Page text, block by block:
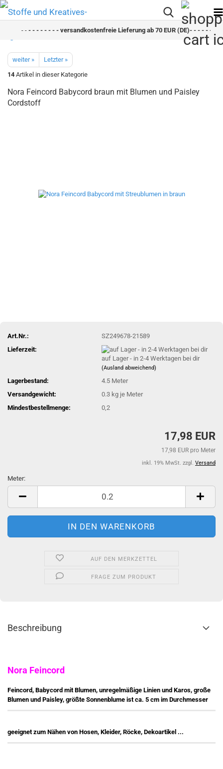
- - - - - - - - versandkostenfreie Lieferung ab 70 EUR (DE)- - - - - - - -
weiter »
Letzter »
14 Artikel in dieser Kategorie
Nora Feincord Babycord braun mit Blumen und Paisley
Cordstoff
Art.Nr.:
SZ249678-21589
Lieferzeit:
auf Lager - in 2-4 Werktagen bei dir
(Ausland abweichend)
Lagerbestand: 4.5 Meter
Versandgewicht:
0.3 kg je Meter
Mindestbestellmenge:
0,2
17,98 EUR
17,98 EUR pro Meter
inkl. 19% MwSt. zzgl. Versand
Meter:
Meter
AUF DEN MERKZETTEL
FRAGE ZUM PRODUKT
Beschreibung
Nora Feincord
Feincord, Babycord mit Blumen, unregelmäßige Linien und Karos, große
Blumen und Paisley, größte Sonnenblume ist ca. 5 cm im Durchmesser
geeignet zum Nähen von Hosen, Kleider, Röcke, Dekoartikel ...